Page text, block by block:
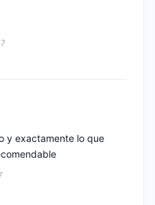
y exactamente lo que